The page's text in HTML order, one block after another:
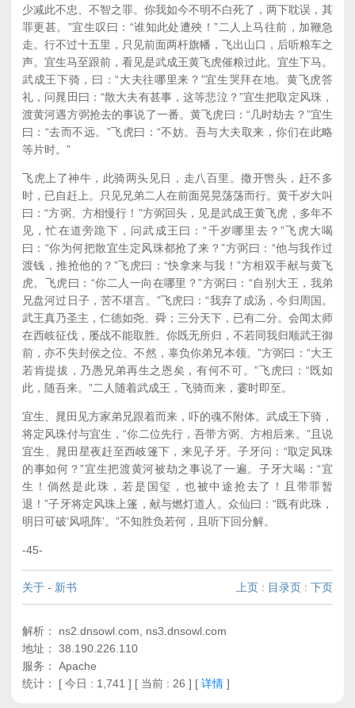
少减此不忠、不智之罪。你我如今不明不白死了，两下耽误，其
罪更甚。”宜生叹曰：“谁知此处遭殃！”二人上马往前，加鞭急
走。行不过十五里，只见前面两杆旗幡，飞出山口，后听粮车之
声。宜生马至跟前，看见是武成王黄飞虎催粮过此。宜生下马。
武成王下骑，曰：“大夫往哪里来？”宜生哭拜在地。黄飞虎答
礼，问晁田曰：“散大夫有甚事，这等悲泣？”宜生把取定风珠，
渡黄河遇方弼抢去的事说了一番。黄飞虎曰：“几时劫去？”宜生
曰：“去而不远。”飞虎曰：“不妨。吾与大夫取来，你们在此略
等片时。”
飞虎上了神牛，此骑两头见日，走八百里。撒开辔头，赶不多
时，已自赶上。只见兄弟二人在前面晃晃荡荡而行。黄千岁大叫
曰：“方弼、方相慢行！”方弼回头，见是武成王黄飞虎，多年不
见，忙在道旁跪下，问武成王曰：“千岁哪里去？”飞虎大喝
曰：“你为何把散宜生定风珠都抢了来？”方弼曰：“他与我作过
渡钱，推抢他的？”飞虎曰：“快拿来与我！”方相双手献与黄飞
虎。飞虎曰：“你二人一向在哪里？”方弼曰：“自别大王，我弟
兄盘河过日子，苦不堪言。”飞虎曰：“我弃了成汤，今归周国。
武王真乃圣主，仁德如尧、舜；三分天下，已有二分。会闻太师
在西岐征伐，屡战不能取胜。你既无所归，不若同我归顺武王御
前，亦不失封侯之位。不然，辜负你弟兄本领。”方弼曰：“大王
若肯提拔，乃愚兄弟再生之恩矣，有何不可。”飞虎曰：“既如
此，随吾来。”二人随着武成王，飞骑而来，霎时即至。
宜生、晁田见方家弟兄跟着而来，吓的魂不附体。武成王下骑，
将定风珠付与宜生，“你二位先行，吾带方弼、方相后来。”且说
宜生、晁田星夜赶至西岐篷下，来见子牙。子牙问：“取定风珠
的事如何？”宜生把渡黄河被劫之事说了一遍。子牙大喝：“宜
生！倘然是此珠，若是国玺，也被中途抢去了！且带罪暂
退！”子牙将定风珠上篷，献与燃灯道人。众仙曰：“既有此珠，
明日可破‘风吼阵’。”不知胜负若何，且听下回分解。
-45-
关于 - 新书 上页 : 目录页 : 下页
解析： ns2.dnsowl.com, ns3.dnsowl.com
地址： 38.190.226.110
服务： Apache
统计： [ 今日 : 1,741 ] [ 当前 : 26 ] [ 详情 ]